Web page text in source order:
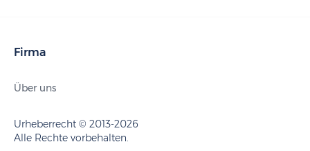
Firma
Über uns
Urheberrecht © 2013-2026
Alle Rechte vorbehalten.